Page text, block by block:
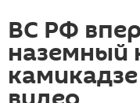
ВС РФ
наземный